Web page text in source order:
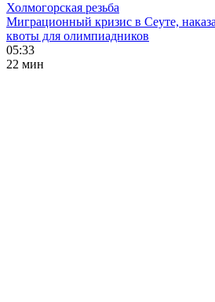
Холмогорская резьба
Миграционный кризис в Сеуте,
квоты для олимпиадников
05:33
22 мин